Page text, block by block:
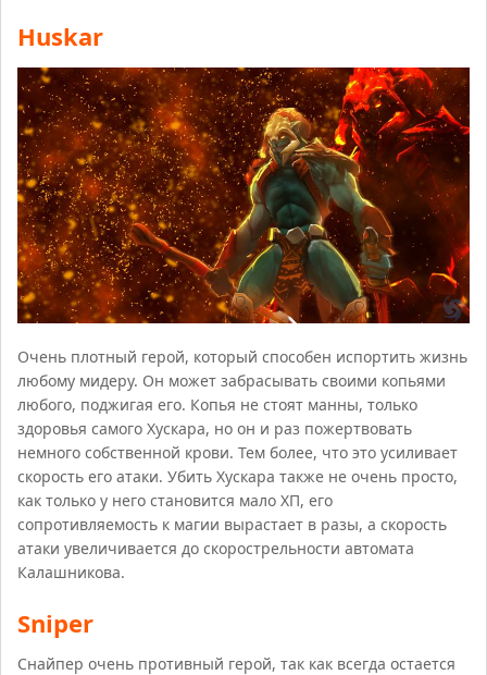
Huskar
Очень плотный герой, который способен испортить жизнь
любому мидеру. Он может забрасывать своими копьями
любого, поджигая его. Копья не стоят манны, только
здоровья самого Хускара, но он и раз пожертвовать
немного собственной крови. Тем более, что это усиливает
скорость его атаки. Убить Хускара также не очень просто,
как только у него становится мало ХП, его
сопротивляемость к магии вырастает в разы, а скорость
атаки увеличивается до скорострельности автомата
Калашникова.
Sniper
Снайпер очень противный герой, так как всегда остается